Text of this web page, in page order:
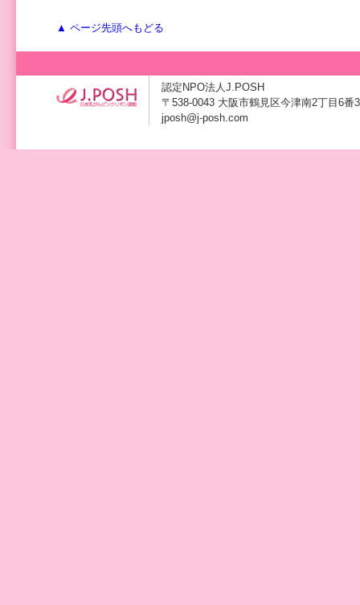
▲ ページ先頭へもどる
認定NPO法人J.POSH
〒538-0043 大阪市鶴見区今津南2丁目6
jposh@j-posh.com